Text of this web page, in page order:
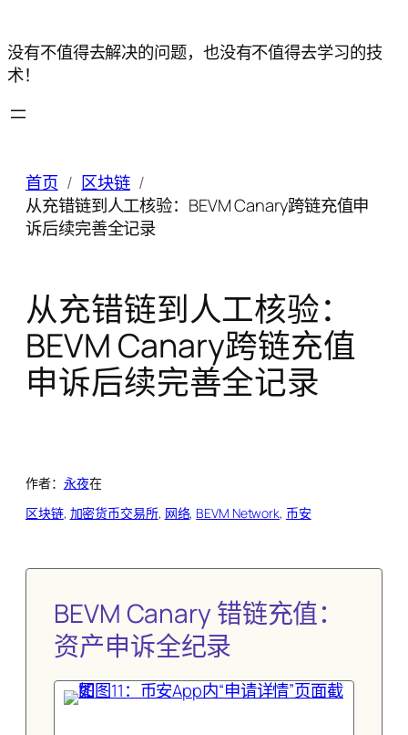
没有不值得去解决的问题，也没有不值得去学习的技
术！
首页
区块链
从充错链到人工核验：BEVM Canary跨链充值申
诉后续完善全记录
从充错链到人工核验：
BEVM Canary跨链充值
申诉后续完善全记录
作者： 永夜在
区块链, 加密货币交易所, 网络, BEVM Network, 币安
BEVM Canary 错链充值：
资产申诉全纪录